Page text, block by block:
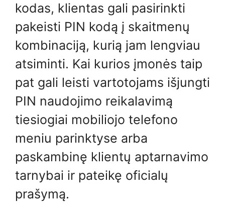
kodas, klientas gali pasirinkti
pakeisti PIN kodą į skaitmenų
kombinaciją, kurią jam lengviau
atsiminti. Kai kurios įmonės taip
pat gali leisti vartotojams išjungti
PIN naudojimo reikalavimą
tiesiogiai mobiliojo telefono
meniu parinktyse arba
paskambinę klientų aptarnavimo
tarnybai ir pateikę oficialų
prašymą.